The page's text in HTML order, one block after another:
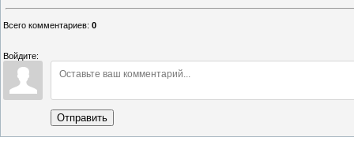
Всего комментариев: 0
Войдите:
Отправить